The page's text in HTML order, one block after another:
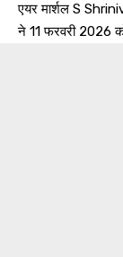
एयर मार्शल S
ने 11 फरवरी 2026